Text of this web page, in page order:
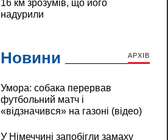
Новини АРХІВ
Умора: собака перервав
футбольний матч і
«відзначився» на газоні (відео)
У Німеччині запобігли замаху